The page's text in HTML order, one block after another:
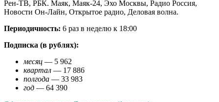
Рен-ТВ, РБК. Маяк, Маяк-24, Эхо Москвы, Радио Россия,
Новости Он-Лайн, Открытое радио, Деловая волна.
Периодичность: 6 раз в неделю к 18:00
Подписка (в рублях):
месяц — 5 962
квартал — 17 886
полгода — 33 983
год — 64 390